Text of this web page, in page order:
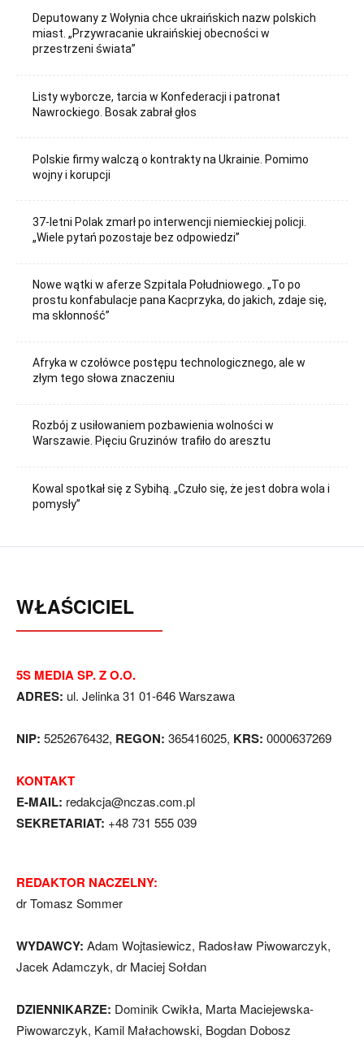
Deputowany z Wołynia chce ukraińskich nazw polskich
miast. „Przywracanie ukraińskiej obecności w
przestrzeni świata”
Listy wyborcze, tarcia w Konfederacji i patronat
Nawrockiego. Bosak zabrał głos
Polskie firmy walczą o kontrakty na Ukrainie. Pomimo
wojny i korupcji
37-letni Polak zmarł po interwencji niemieckiej policji.
„Wiele pytań pozostaje bez odpowiedzi”
Nowe wątki w aferze Szpitala Południowego. „To po
prostu konfabulacje pana Kacprzyka, do jakich, zdaje się,
ma skłonność”
Afryka w czołówce postępu technologicznego, ale w
złym tego słowa znaczeniu
Rozbój z usiłowaniem pozbawienia wolności w
Warszawie. Pięciu Gruzinów trafiło do aresztu
Kowal spotkał się z Sybihą. „Czuło się, że jest dobra wola i
pomysły”
WŁAŚCICIEL
5S MEDIA SP. Z O.O.
ADRES: ul. Jelinka 31 01-646 Warszawa
NIP: 5252676432, REGON: 365416025, KRS: 0000637269
KONTAKT
E-MAIL: redakcja@nczas.com.pl
SEKRETARIAT: +48 731 555 039
REDAKTOR NACZELNY:
dr Tomasz Sommer
WYDAWCY: Adam Wojtasiewicz, Radosław Piwowarczyk,
Jacek Adamczyk, dr Maciej Sołdan
DZIENNIKARZE: Dominik Cwikła, Marta Maciejewska-
Piwowarczyk, Kamil Małachowski, Bogdan Dobosz